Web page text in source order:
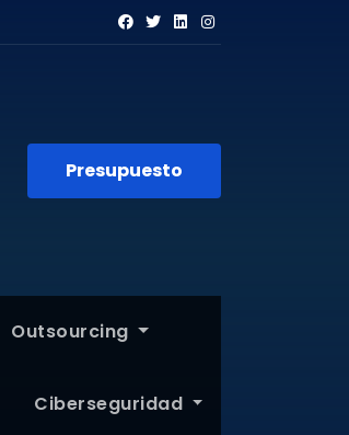
Presupuesto
Outsourcing
Ciberseguridad